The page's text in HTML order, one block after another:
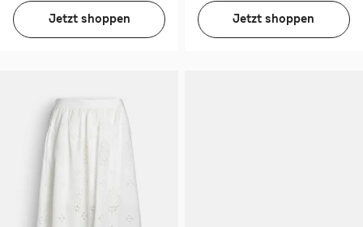
Jetzt shoppen Jetzt shoppen